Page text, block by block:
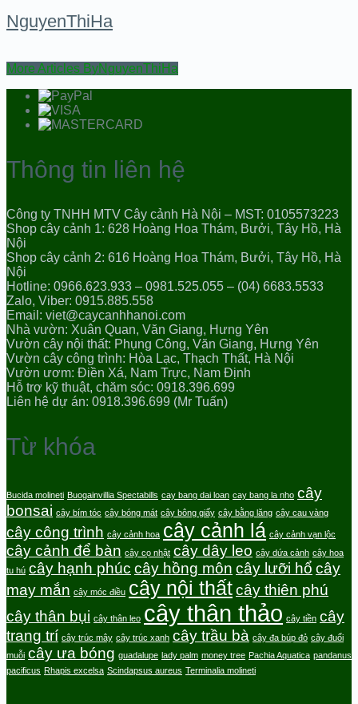
NguyenThiHa
More Articles ByNguyenThiHa
Thông tin liên hệ
Công ty TNHH MTV Cây cảnh Hà Nội – MST: 0105573223
Shop cây cảnh 1: 628 Hoàng Hoa Thám, Bưởi, Tây Hồ, Hà
Nội
Shop cây cảnh 2: 616 Hoàng Hoa Thám, Bưởi, Tây Hồ, Hà
Nội
Hotline: 0966.623.933 – 0981.525.055 – (04) 6683.5533
Zalo, Viber: 0915.885.558
Email: viet@caycanhhanoi.com
Nhà vườn: Xuân Quan, Văn Giang, Hưng Yên
Vườn cây nội thất: Phụng Công, Văn Giang, Hưng Yên
Vườn cây công trình: Hòa Lạc, Thạch Thất, Hà Nội
Vườn ươm: Điền Xá, Nam Trực, Nam Định
Hỗ trợ kỹ thuật, chăm sóc: 0918.396.699
Liên hệ dự án: 0918.396.699 (Mr Tuấn)
Từ khóa
Bucida molineti Buogainvillia Spectabills cay bang dai loan cay bang la nho cây
bonsai cây bím tóc cây bóng mát cây bông giấy cây bằng lăng cây cau vàng
cây công trình cây cảnh hoa cây cảnh lá cây cảnh vạn lộc
cây cảnh để bàn cây cọ nhật cây dây leo cây dứa cảnh cây hoa
tu hú cây hạnh phúc cây hồng môn cây lưỡi hổ cây
may mắn cây móc điều cây nội thấtcây thiên phú
cây thân bụi cây thân leo cây thân thảo cây tiền cây
trang trí cây trúc mây cây trúc xanh cây trầu bà cây đa búp đỏ cây đuổi
muỗi cây ưa bóng guadalupe lady palm money tree Pachia Aquatica pandanus
pacificus Rhapis excelsa Scindapsus aureus Terminalia molineti